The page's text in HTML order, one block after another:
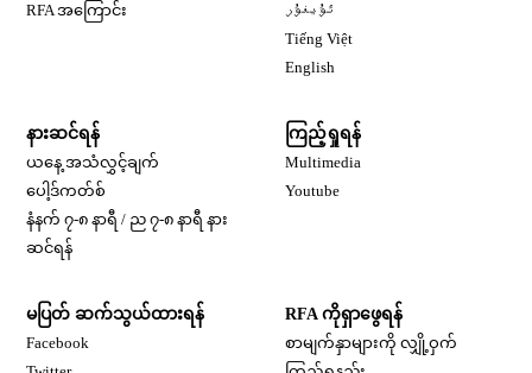
RFA အကြောင်း
ئۇيغۇر
Tiếng Việt
English
နားဆင်ရန်
ယနေ့ အသံလွှင့်ချက်
ပေါ့ဒ်ကတ်စ်
နံနက် ၇-၈ နာရီ / ည ၇-၈ နာရီ နား
ဆင်ရန်
ကြည့်ရှုရန်
Multimedia
Youtube
မပြတ် ဆက်သွယ်ထားရန်
Facebook
Opens in new window
RFA ကိုရှာဖွေရန်
စာမျက်နှာများကို လျှို့ဝှက်